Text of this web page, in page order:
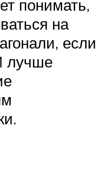
понимать,
на
если
лучше